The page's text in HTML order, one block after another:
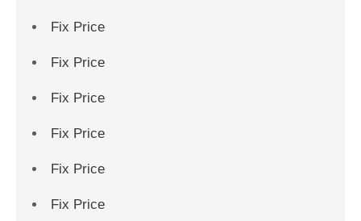
Fix Price
Fix Price
Fix Price
Fix Price
Fix Price
Fix Price